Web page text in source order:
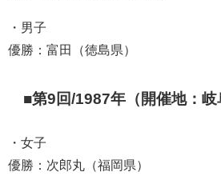
・男子
優勝：富田（徳島県）
■第9回/1987年（開催地：岐
・女子
優勝：次郎丸（福岡県）